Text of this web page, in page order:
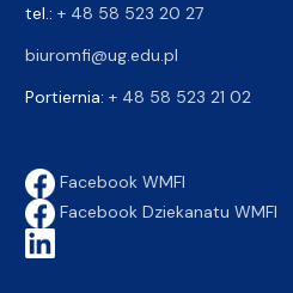
tel.: + 48 58 523 20 27
biuromfi@ug.edu.pl
Portiernia: + 48 58 523 21 02
Facebook WMFI
Facebook Dziekanatu WMFI